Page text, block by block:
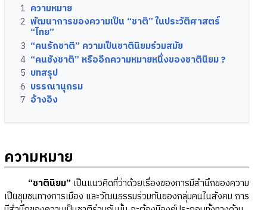
1 ความหมาย
2 พัฒนาการของความเป็น “ชาติ” ในประวัติศาสตร์
“ไทย”
3 “คนรักชาติ” ความเป็นชาตินิยมร่วมสมัย
4 “คนชังชาติ” หรืออีกความหมายหนึ่งของชาตินิยม ?
5 บทสรุป
6 บรรณานุกรม
7 อ้างอิง
ความหมาย
“ชาตินิยม” เป็นแนวคิดที่ว่าด้วยเรื่องของการมีสำนึกของความ
เป็นชุมชนทางการเมือง และวัฒนธรรมร่วมกันของกลุ่มคนในสังคม การ